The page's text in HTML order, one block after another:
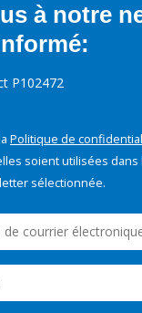
à notre
P102472
Politique de
soient utilisées dans
sélectionnée.